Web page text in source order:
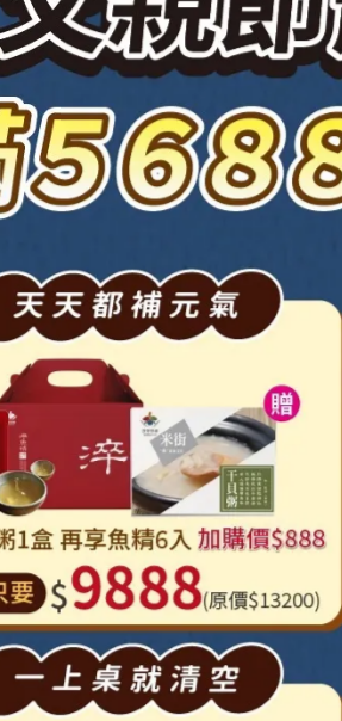
【贈淬好粥】冷凍淬魚精禮盒15入/盒-父親節26
NT$2,650NT$3,000